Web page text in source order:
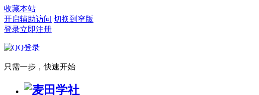
收藏本站
开启辅助访问 切换到窄版
登录立即注册
只需一步，快速开始